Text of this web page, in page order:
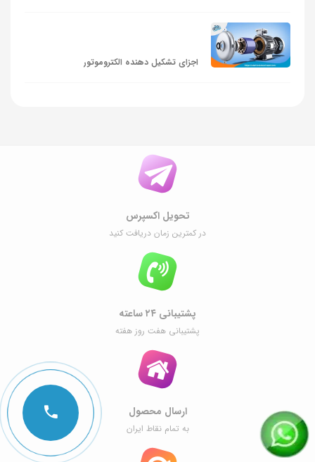
اجزای تشکیل دهنده الکتروموتور
تحویل اکسپرس
در کمترین زمان دریافت کنید
پشتیبانی ۲۴ ساعته
پشتیبانی هفت روز هفته
ارسال محصول
به تمام نقاط ایران